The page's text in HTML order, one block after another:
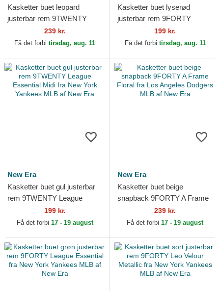
Kasketter buet leopard
justerbar rem 9TWENTY
Leopard fra New York
Yankees MLB af New Era
239 kr.
Få det forbi tirsdag, aug. 11
Kasketter buet lyserød
justerbar rem 9FORTY
League Essential fra New
York Yankees MLB af New
199 kr.
Få det forbi tirsdag, aug. 11
New Era
Kasketter buet gul justerbar
rem 9TWENTY League
Essential Midi fra New York
Yankees MLB af New Era
199 kr.
Få det forbi 17 - 19 august
New Era
Kasketter buet beige
snapback 9FORTY A Frame
Floral fra Los Angeles
Dodgers MLB af New Era
239 kr.
Få det forbi 17 - 19 august